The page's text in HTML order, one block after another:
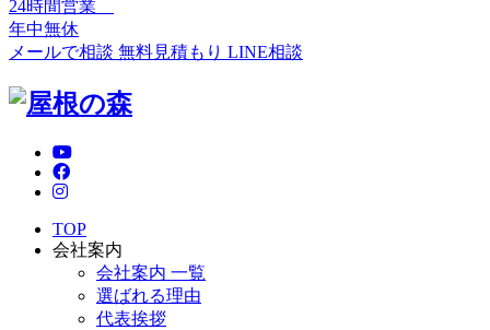
24時間営業
年中無休
メールで相談 無料見積もり LINE相談
TOP
会社案内
会社案内 一覧
選ばれる理由
代表挨拶